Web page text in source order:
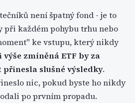
není špatný fond - je to
každém pohybu trhu nebo
ke vstupu, který nikdy
výše zmíněná ETF by za
přinesla slušné výsledky.
nic, pokud byste ho nikdy
po prvním propadu.